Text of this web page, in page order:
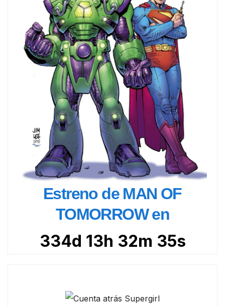
Estreno de MAN OF
TOMORROW en
334d 13h 32m 33s